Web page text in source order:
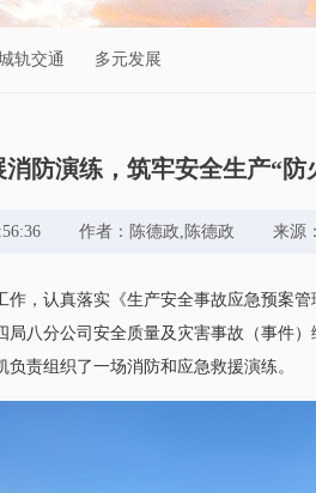
轨交通 多元发展
防演练，筑牢安全生产“防
作者：陈德政,陈德政 来源
作，认真落实《生产安全事故应急预案
局八分公司安全质量及灾害事故（事件
责组织了一场消防和应急救援演练。